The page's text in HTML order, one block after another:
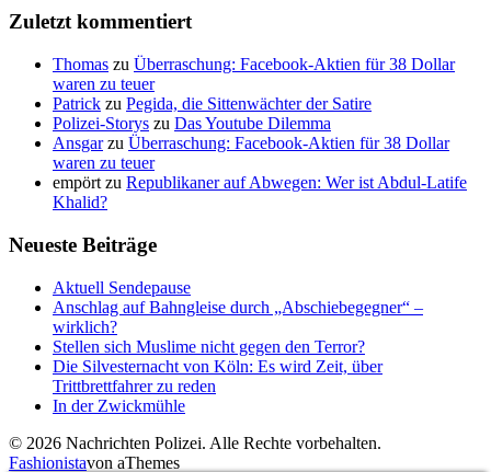
Zuletzt kommentiert
Thomas zu Überraschung: Facebook-Aktien für 38 Dollar
waren zu teuer
Patrick zu Pegida, die Sittenwächter der Satire
Polizei-Storys zu Das Youtube Dilemma
Ansgarzu Überraschung: Facebook-Aktien für 38 Dollar
waren zu teuer
empört zu Republikaner auf Abwegen: Wer ist Abdul-Latife
Khalid?
Neueste Beiträge
Aktuell Sendepause
Anschlag auf Bahngleise durch „Abschiebegegner“ –
wirklich?
Stellen sich Muslime nicht gegen den Terror?
Die Silvesternacht von Köln: Es wird Zeit, über
Trittbrettfahrer zu reden
In der Zwickmühle
© 2026 Nachrichten Polizei. Alle Rechte vorbehalten.
Fashionistavon aThemes